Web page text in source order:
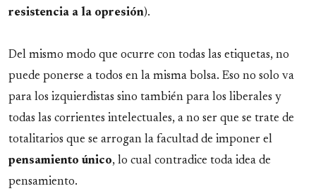
resistencia a la opresión).
Del mismo modo que ocurre con todas las etiquetas, no
puede ponerse a todos en la misma bolsa. Eso no solo va
para los izquierdistas sino también para los liberales y
todas las corrientes intelectuales, a no ser que se trate de
totalitarios que se arrogan la facultad de imponer el
pensamiento único, lo cual contradice toda idea de
pensamiento.